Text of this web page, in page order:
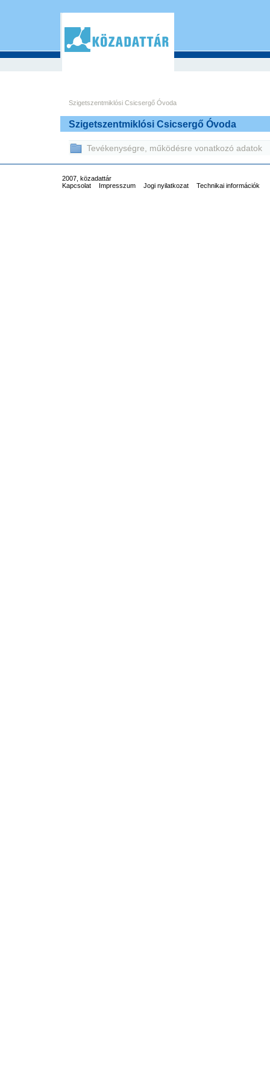
Szigetszentmiklósi Csicsergő Óvoda
Szigetszentmiklósi Csicsergő Óvoda
Tevékenységre, működésre vonatkozó adatok
2007, közadattár
Kapcsolat
Impresszum Jogi nyilatkozat Technikai információk